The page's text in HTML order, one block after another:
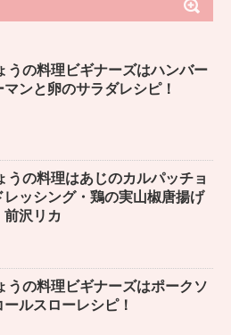
うの料理ビギナーズはハンバー
マンと卵のサラダレシピ！
うの料理はあじのカルパッチョ
レッシング・鶏の実山椒唐揚げ
前沢リカ
うの料理ビギナーズはポークソ
ルスローレシピ！